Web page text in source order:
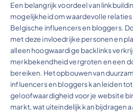
Een belangrijk voordeel van
mogelijkheid om waardevolle
Belgische influencers en bloggers.
met deze invloedrijke personen en
alleen hoogwaardige backlinks
merkbekendheid vergroten en een
bereiken. Het opbouwen van
influencers en bloggers kan leiden
geloofwaardigheid voor je website
markt, wat uiteindelijk kan bijdragen